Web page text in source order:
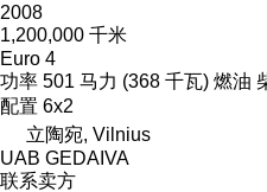
2008
1,200,000 千米
Euro 4
功率 501 马力 (368 千瓦) 燃油
配置 6x2
立陶宛, Vilnius
UAB GEDAIVA
联系卖方